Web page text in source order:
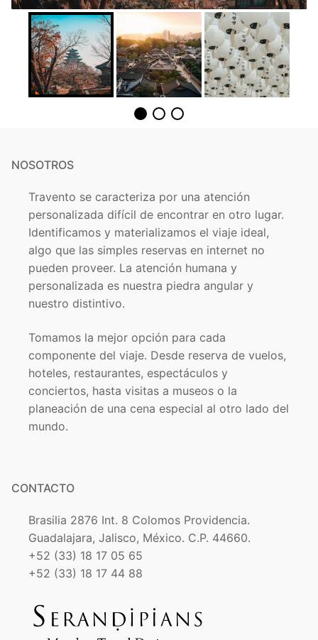
NOSOTROS
Travento se caracteriza por una atención
personalizada difícil de encontrar en otro lugar.
Identificamos y materializamos el viaje ideal,
algo que las simples reservas en internet no
pueden proveer. La atención humana y
personalizada es nuestra piedra angular y
nuestro distintivo.
Tomamos la mejor opción para cada
componente del viaje. Desde reserva de vuelos,
hoteles, restaurantes, espectáculos y
conciertos, hasta visitas a museos o la
planeación de una cena especial al otro lado del
mundo.
CONTACTO
Brasilia 2876 Int. 8 Colomos Providencia.
Guadalajara, Jalisco, México. C.P. 44660.
+52 (33) 18 17 05 65
+52 (33) 18 17 44 88